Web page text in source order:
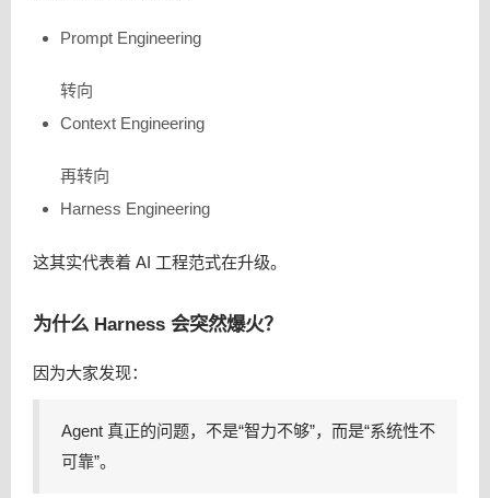
Prompt Engineering
转向
Context Engineering
再转向
Harness Engineering
这其实代表着 AI 工程范式在升级。
为什么 Harness 会突然爆火？
因为大家发现：
Agent 真正的问题，不是“智力不够”，而是“系统性不
可靠”。